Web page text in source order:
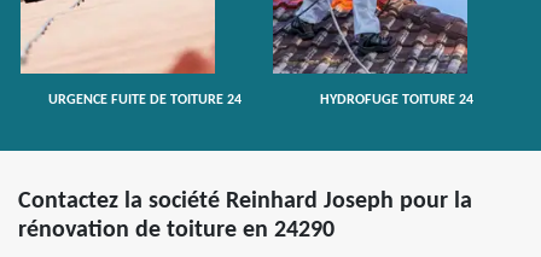
URGENCE FUITE DE TOITURE 24 HYDROFUGE TOITURE 24
Contactez la société Reinhard Joseph pour la
rénovation de toiture en 24290